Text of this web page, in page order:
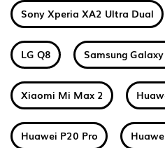
Sony Xperia XA2 Ultra Dual
LG Q8 Samsung
Xiaomi Mi Max 2
Huawei P20 Pro